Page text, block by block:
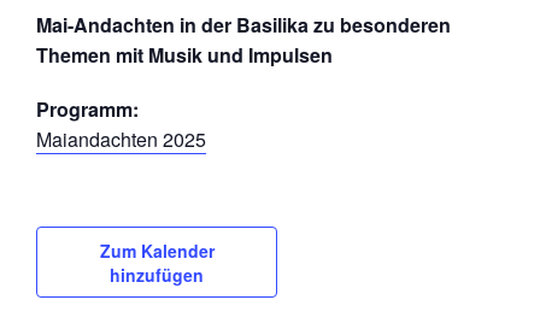
Mai-Andachten in der Basilika zu besonderen
Themen mit Musik und Impulsen
Programm:
Maiandachten 2025
Zum Kalender
hinzufügen